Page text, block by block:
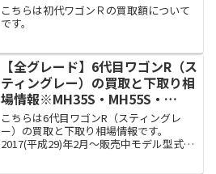
こちらは初代ワゴンＲの買取額について
です。
【全グレード】6代目ワゴンR（ス
ティングレー）の買取と下取り相
場情報※MH35S・MH55S・
MH85S・MH95S型
こちらは6代目ワゴンR（スティングレ
ー）の買取と下取り相場情報です。
2017(平成29)年2月～販売中モデル型式